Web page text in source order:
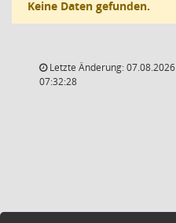
Keine Daten gefunden.
Letzte Änderung: 07.08.2026
07:32:28